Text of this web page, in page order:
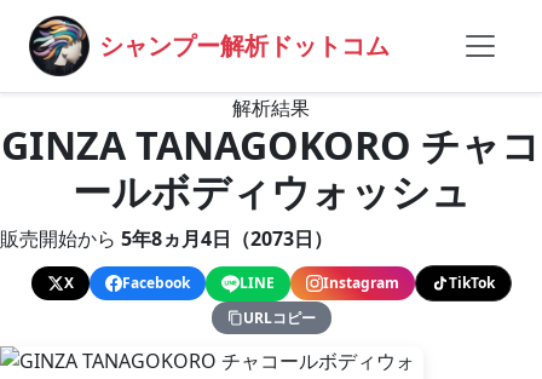
シャンプー解析ドットコム
解析結果
GINZA TANAGOKORO チャコ
ールボディウォッシュ
販売開始から 5年8ヵ月4日（2073日）
X Facebook LINE Instagram
TikTok
URLコピー